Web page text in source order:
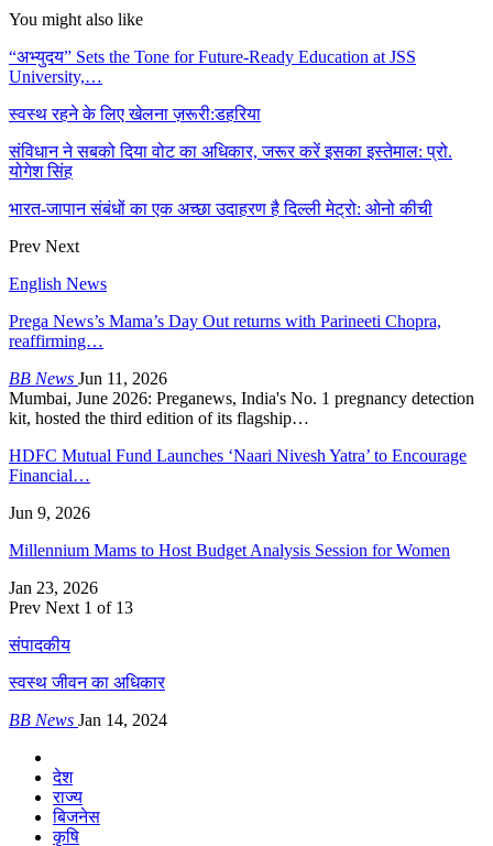
You might also like
“अभ्युदय” Sets the Tone for Future-Ready Education at JSS
University,…
स्वस्थ रहने के लिए खेलना ज़रूरी:डहरिया
संविधान ने सबको दिया वोट का अधिकार, जरूर करें इसका इस्तेमाल: प्रो.
योगेश सिंह
भारत-जापान संबंधों का एक अच्छा उदाहरण है दिल्ली मेट्रो: ओनो कीची
Prev Next
English News
Prega News’s Mama’s Day Out returns with Parineeti Chopra,
reaffirming…
BB News Jun 11, 2026
Mumbai, June 2026: Preganews, India's No. 1 pregnancy detection
kit, hosted the third edition of its flagship…
HDFC Mutual Fund Launches ‘Naari Nivesh Yatra’ to Encourage
Financial…
Jun 9, 2026
Millennium Mams to Host Budget Analysis Session for Women
Jan 23, 2026
Prev Next 1 of 13
संपादकीय
स्वस्थ जीवन का अधिकार
BB News Jan 14, 2024
देश
राज्य
बिजनेस
कृषि